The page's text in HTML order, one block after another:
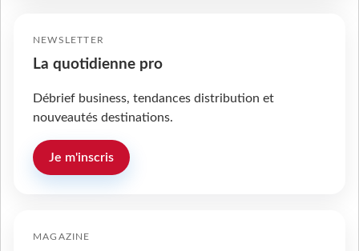
NEWSLETTER
La quotidienne pro
Débrief business, tendances distribution et
nouveautés destinations.
Je m'inscris
MAGAZINE